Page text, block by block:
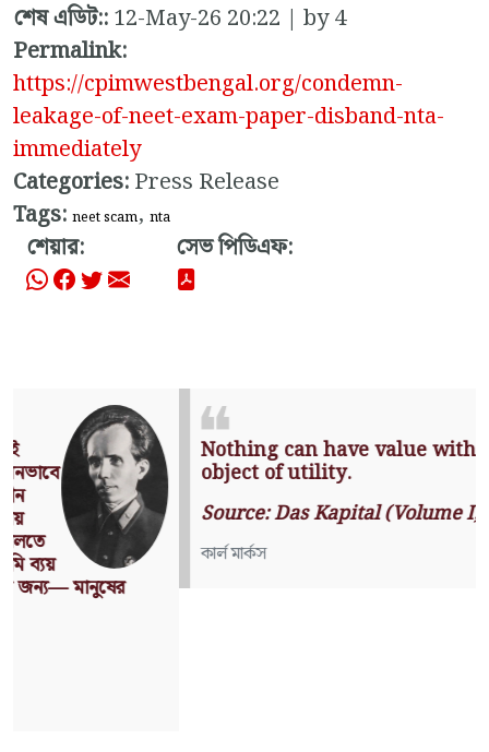
শেষ এডিট::12-May-26 20:22 | by 4
Permalink:
https://cpimwestbengal.org/condemn-
leakage-of-neet-exam-paper-disband-nta-
immediately
Categories:Press Release
Tags: neet scam, nta
শেয়ার: সেভ পিডিএফ:
Nothing can have value without being an
object of utility.
Source: Das Kapital (Volume I, Chapter 1)
কার্ল মার্কস